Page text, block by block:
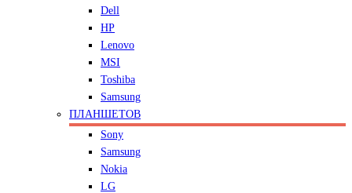
Dell
HP
Lenovo
MSI
Toshiba
Samsung
ПЛАНШЕТОВ
Sony
Samsung
Nokia
LG